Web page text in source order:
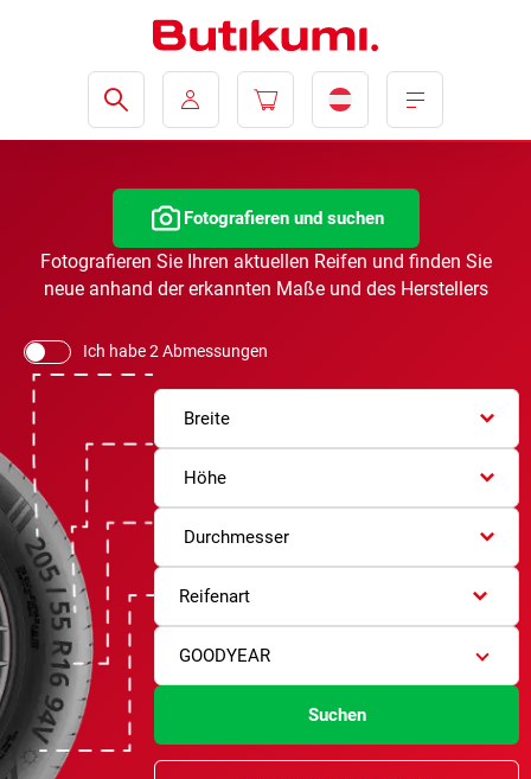
Fotografieren und suchen
Fotografieren Sie Ihren aktuellen Reifen und finden Sie
neue anhand der erkannten Maße und des Herstellers
Ich habe 2 Abmessungen
Breite
Höhe
Durchmesser
Reifenart
GOODYEAR
Suchen